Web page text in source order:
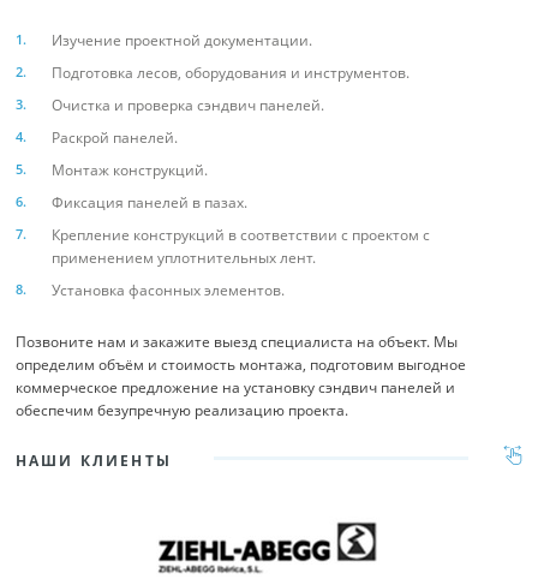
Изучение проектной документации.
Подготовка лесов, оборудования и инструментов.
Очистка и проверка сэндвич панелей.
Раскрой панелей.
Монтаж конструкций.
Фиксация панелей в пазах.
Крепление конструкций в соответствии с проектом с
применением уплотнительных лент.
Установка фасонных элементов.
Позвоните нам и закажите выезд специалиста на объект. Мы
определим объём и стоимость монтажа, подготовим выгодное
коммерческое предложение на установку сэндвич панелей и
обеспечим безупречную реализацию проекта.
НАШИ КЛИЕНТЫ